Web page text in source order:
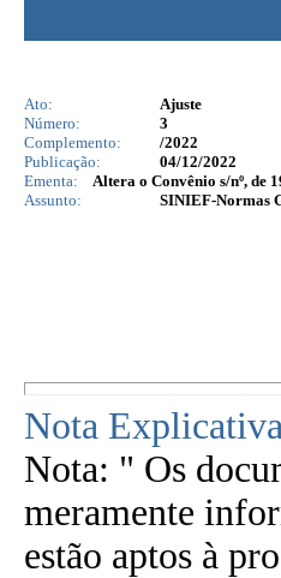
Ato:
Ajuste
Número:
3
Complemento:
/2022
Publicação:
04/12/2022
Ementa:
Altera o Convênio s/nº, de
Assunto:
SINIEF-Normas
Nota
Nota: " Os
meramente
estão aptos à